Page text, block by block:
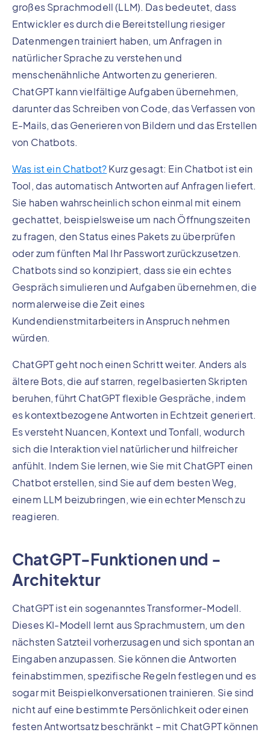
großes Sprachmodell (LLM). Das bedeutet, dass
Entwickler es durch die Bereitstellung riesiger
Datenmengen trainiert haben, um Anfragen in
natürlicher Sprache zu verstehen und
menschenähnliche Antworten zu generieren.
ChatGPT kann vielfältige Aufgaben übernehmen,
darunter das Schreiben von Code, das Verfassen von
E-Mails, das Generieren von Bildern und das Erstellen
von Chatbots.
Was ist ein Chatbot?Kurz gesagt: Ein Chatbot ist ein
Tool, das automatisch Antworten auf Anfragen liefert.
Sie haben wahrscheinlich schon einmal mit einem
gechattet, beispielsweise um nach Öffnungszeiten
zu fragen, den Status eines Pakets zu überprüfen
oder zum fünften Mal Ihr Passwort zurückzusetzen.
Chatbots sind so konzipiert, dass sie ein echtes
Gespräch simulieren und Aufgaben übernehmen, die
normalerweise die Zeit eines
Kundendienstmitarbeiters in Anspruch nehmen
würden.
ChatGPT geht noch einen Schritt weiter. Anders als
ältere Bots, die auf starren, regelbasierten Skripten
beruhen, führt ChatGPT flexible Gespräche, indem
es kontextbezogene Antworten in Echtzeit generiert.
Es versteht Nuancen, Kontext und Tonfall, wodurch
sich die Interaktion viel natürlicher und hilfreicher
anfühlt. Indem Sie lernen, wie Sie mit ChatGPT einen
Chatbot erstellen, sind Sie auf dem besten Weg,
einem LLM beizubringen, wie ein echter Mensch zu
reagieren.
ChatGPT-Funktionen und -
Architektur
ChatGPT ist ein sogenanntes Transformer-Modell.
Dieses KI-Modell lernt aus Sprachmustern, um den
nächsten Satzteil vorherzusagen und sich spontan an
Eingaben anzupassen. Sie können die Antworten
feinabstimmen, spezifische Regeln festlegen und es
sogar mit Beispielkonversationen trainieren. Sie sind
nicht auf eine bestimmte Persönlichkeit oder einen
festen Antwortsatz beschränkt – mit ChatGPT können